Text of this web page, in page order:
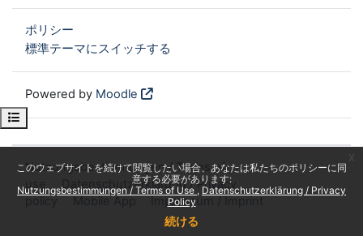
このウェブサイトを続けて閲覧したい場合、あなたは私たちのポリシーに同
意する必要があります:
Nutzungsbestimmungen / Terms of Use
Datenschutzerklärung / Privacy
Policy
続ける
Open course index
ポリシー
標準テーマにスイッチする
Powered by Moodle
Nutzungsbestimmungen / Terms of
use
Datenschutzerklärung / Privacy
policy
Mobile App Impressum / Imprint